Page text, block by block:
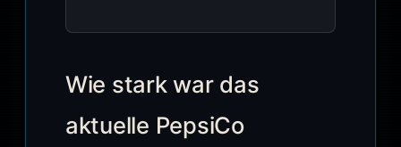
Wie stark war das
aktuelle PepsiCo